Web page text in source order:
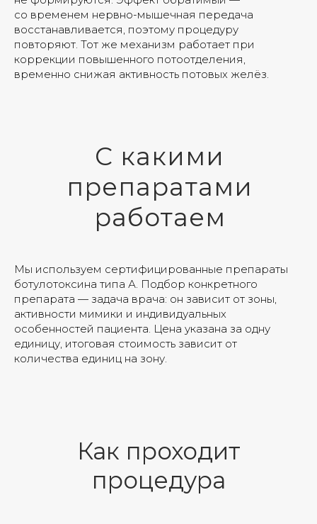
со временем нервно-мышечная передача
восстанавливается, поэтому процедуру
повторяют. Тот же механизм работает при
коррекции повышенного потоотделения,
временно снижая активность потовых желёз.
С какими
препаратами
работаем
Мы используем сертифицированные препараты
ботулотоксина типа А. Подбор конкретного
препарата — задача врача: он зависит от зоны,
активности мимики и индивидуальных
особенностей пациента. Цена указана за одну
единицу, итоговая стоимость зависит от
количества единиц на зону.
Как проходит
процедура